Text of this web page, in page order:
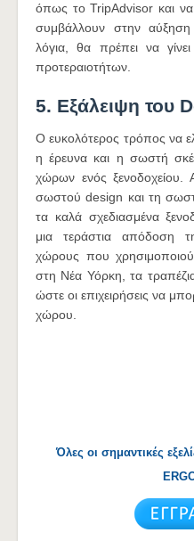
όπως το TripAdvisor και να
συμβάλλουν στην
λόγια, θα πρέπει να
προτεραιοτήτων.
5. Εξάλειψη του
Ο ευκολότερος τρόπος να
η έρευνα και η σωστή
χώρων ενός ξενοδοχείου.
σωστού design και τη
τα καλά σχεδιασμένα
μια τεράστια απόδοση
χώρους που
στη Νέα Υόρκη, τα τραπέζια
ώστε οι επιχειρήσεις να
χώρου.
Όλες οι σημαντικές